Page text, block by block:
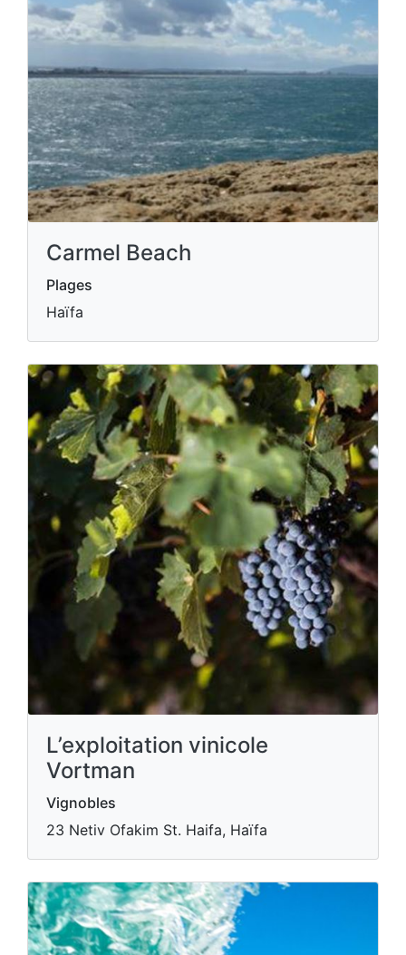
Carmel Beach
Plages
Haïfa
L’exploitation vinicole
Vortman
Vignobles
23 Netiv Ofakim St. Haifa, Haïfa